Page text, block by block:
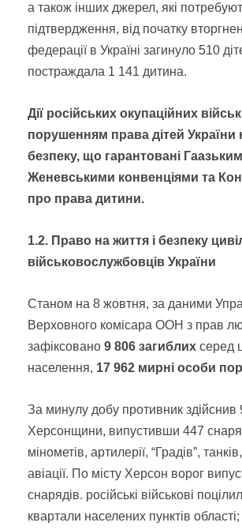
а також інших джерел, які
підтвердження, від початку
федерації в Україні загинуло 510
постраждала 1 141 дитина.
Дії російських окупаційних
порушенням права дітей України
безпеку, що гарантовані
Женевськими конвенціями та
про права дитини.
1.2. Право на життя і безпеку
військовослужбовців України
Станом на 8 жовтня, за даними
Верховного комісара ООН з прав
зафіксовано 9 806 загиблих серед
населення, 17 962 мирні особи
За минулу добу противник здійснив
Херсонщини, випустивши 447
мінометів, артилерії, “Градів”,
авіації. По місту Херсон ворог
снарядів. російські військові
квартали населених пунктів області;